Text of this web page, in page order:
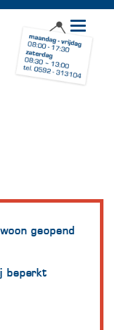
Toggle
geopend
beperkt